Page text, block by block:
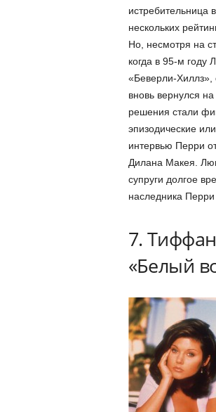
истребительница
нескольких
Но, несмотря на
когда в 95-м году
«Беверли-Хиллз»,
вновь вернулся
решения стали
эпизодические
интервью Перри
Дилана Макея.
супруги долгое
наследника
7.
«Белый